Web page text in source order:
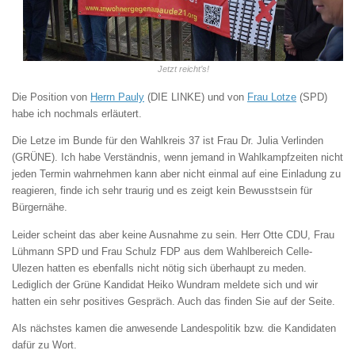
Jetzt reicht’s!
Die Position von Herrn Pauly (DIE LINKE) und von Frau Lotze (SPD)
habe ich nochmals erläutert.
Die Letze im Bunde für den Wahlkreis 37 ist Frau Dr. Julia Verlinden
(GRÜNE). Ich habe Verständnis, wenn jemand in Wahlkampfzeiten nicht
jeden Termin wahrnehmen kann aber nicht einmal auf eine Einladung zu
reagieren, finde ich sehr traurig und es zeigt kein Bewusstsein für
Bürgernähe.
Leider scheint das aber keine Ausnahme zu sein. Herr Otte CDU, Frau
Lühmann SPD und Frau Schulz FDP aus dem Wahlbereich Celle-
Ulezen hatten es ebenfalls nicht nötig sich überhaupt zu meden.
Lediglich der Grüne Kandidat Heiko Wundram meldete sich und wir
hatten ein sehr positives Gespräch. Auch das finden Sie auf der Seite.
Als nächstes kamen die anwesende Landespolitik bzw. die Kandidaten
dafür zu Wort.